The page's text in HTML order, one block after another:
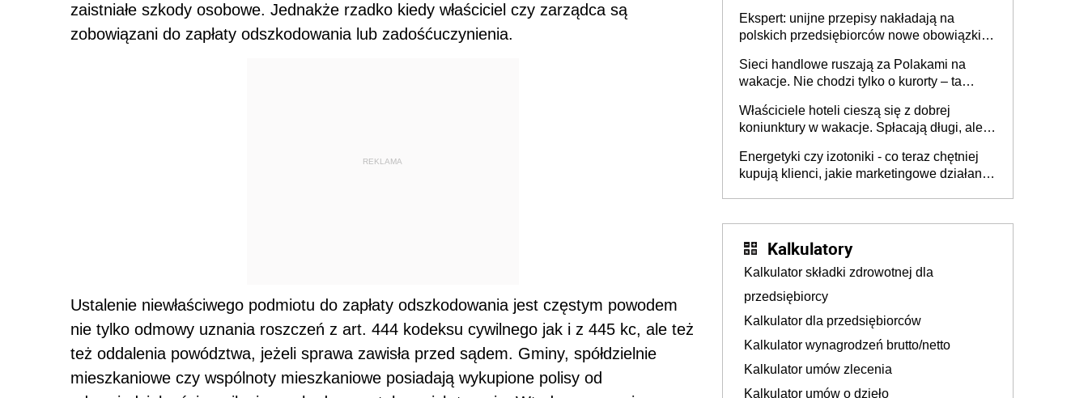
zaistniałe szkody osobowe. Jednakże rzadko kiedy właściciel czy zarządca są
zobowiązani do zapłaty odszkodowania lub zadośćuczynienia.
REKLAMA
Ustalenie niewłaściwego podmiotu do zapłaty odszkodowania jest częstym powodem
nie tylko odmowy uznania roszczeń z art. 444 kodeksu cywilnego jak i z 445 kc, ale też
też oddalenia powództwa, jeżeli sprawa zawisła przed sądem. Gminy, spółdzielnie
mieszkaniowe czy wspólnoty mieszkaniowe posiadają wykupione polisy od
Ekspert: unijne przepisy nakładają na
polskich przedsiębiorców nowe obowiązki w
Sieci handlowe ruszają za Polakami na
wakacje. Nie chodzi tylko o kurorty – ta
tam, gdzie wielu spędzi urlop po cichu
Właściciele hoteli cieszą się z dobrej
koniunktury w wakacje. Spłacają długi, ale
Energetyki czy izotoniki - co teraz chętniej
kupują klienci, jakie marketingowe działania
Kalkulatory
Kalkulator składki zdrowotnej dla
przedsiębiorcy
Kalkulator dla przedsiębiorców
Kalkulator wynagrodzeń brutto/netto
Kalkulator umów zlecenia
Kalkulator umów o dzieło